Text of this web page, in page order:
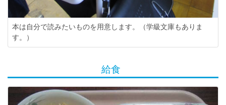
本は自分で読みたいものを用意します。（学級文庫もありま
す。）
給食